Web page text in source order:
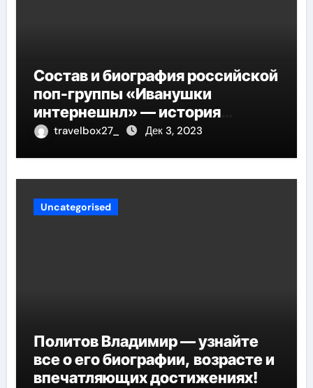
Состав и биография российской
поп-группы «Иванушки
интернешнл» — история
успеха, музыка и судьбы
travelbox27_ Дек 3, 2023
Uncategorised
Политов Владимир — узнайте
все о его биографии, возрасте и
впечатляющих достижениях!